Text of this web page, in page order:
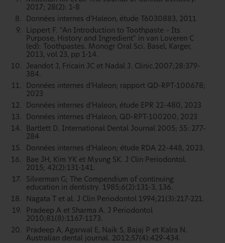
2017; 28(2): 1-8
Données internes d’Haleon, étude T6030883, 2011
Lippert F. "An Introduction to Toothpaste – Its
Purpose, History and Ingredient" in van Loveren C
(ed): Toothpastes. Monogr Oral Sci. Basel, Karger,
2013, vol 23, pp 1-14.
Jeandot J, Fricain JC et Nadal J. Clinic.2007;28:379-
384.
Données internes d’Haleon; rapport QD-RPT-100678;
2023
Données internes d’Haleon, étude EPR 22-480, 2023
Données internes d’Haleon, QD-RPT-100200, 2023
Bartlett D. International Dental Journal 2005; 55: 277-
284
Données internes d’Haleon; étude RDA 22-448, 2023.
Bae JH, Kim YK et Myung SK. J Clin Periodontol.
2015; 42(2):131-141.
Silverman G; The Compendium of continuing
education in dentistry. 1985;6(2):131-3, 136.
Nagata T et al. J Clin Periodontol 1994;21(3):217-221.
Pradeep A et Sharma A. J Periodontol
2010;81(8):1167-1173.
Pradeep A, Agarwal E, Naik S, Bajaj P et Kalra N.
Australian dental journal. 2012;57(4):429-434.